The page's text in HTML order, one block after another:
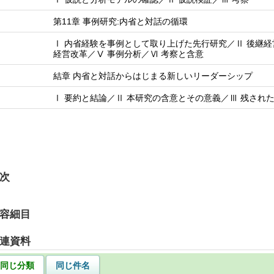
第11章 事例研究:内省と対話の循環
Ⅰ 内省経験を事例として取り上げた先行研究／Ⅱ 後継
経営改革／Ⅴ 事例分析／Ⅵ 考察と含意
結章 内省と対話からはじまる新しいリーダーシップ
Ⅰ 要約と結論／Ⅱ 本研究の含意とその意義／Ⅲ 残され
細目
資料
同じ分類 同じ件名